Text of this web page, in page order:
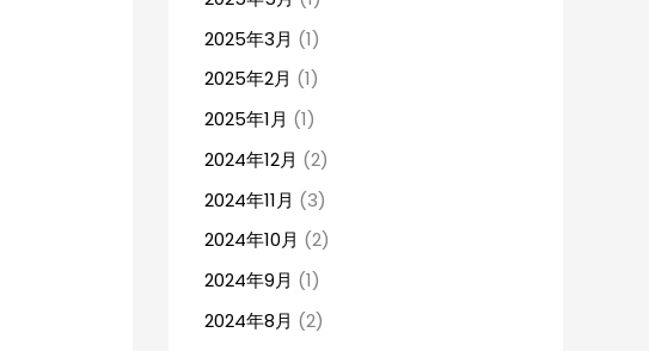
2025年3月 (1)
2025年2月 (1)
2025年1月 (1)
2024年12月 (2)
2024年11月 (3)
2024年10月 (2)
2024年9月 (1)
2024年8月 (2)